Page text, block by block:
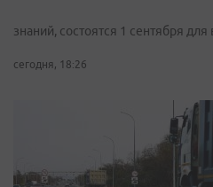
знаний, состоятся 1 сентября
сегодня, 18:26